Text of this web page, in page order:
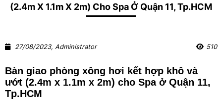
(2.4m X 1.1m X 2m) Cho Spa Ở Quận 11, Tp.HCM
27/08/2023, Administrator 510
Bàn giao phòng xông hơi kết hợp khô và
ướt (2.4m x 1.1m x 2m) cho Spa ở Quận 11,
Tp.HCM